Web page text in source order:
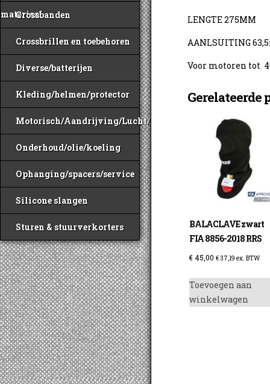
materiaal
Crossbanden
Crossbrillen en toebehoren
Diverse/batterijen
Kleding/helmen/protector
Motorisch/Aandrijving/Lucht/Benzine
Onderhoud/olie/koeling
Ophanging/spacers/service
Silicone slangen
Sturen & stuurverkorters
LENGTE 275MM
AANLSUITING
Voor motoren tot
Gerelateerde
BALACLAVE zwart
FIA 8856-2018 RRS
€45,00 €37,19 ex. BTW
Toevoegen aan
winkelwagen